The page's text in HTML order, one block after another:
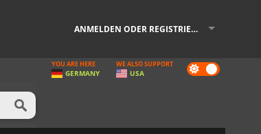
ANMELDEN ODER REGISTRIEREN
Dark
mode
YOU ARE HERE
GERMANY
WE ALSO SUPPORT
USA